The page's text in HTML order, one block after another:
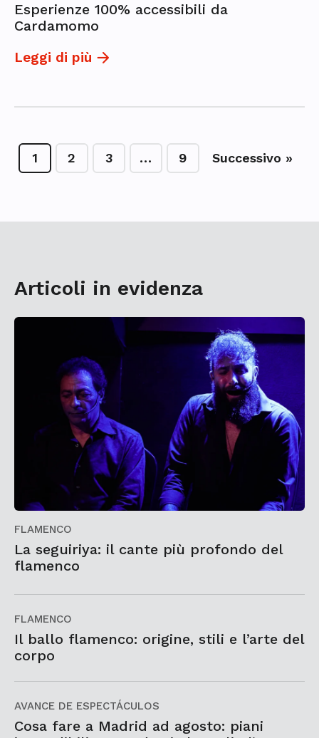
Esperienze 100% accessibili da
Cardamomo
Leggi di più
1 2 3 … 9 Successivo »
Articoli in evidenza
FLAMENCO
La seguiriya: il cante più profondo del
flamenco
FLAMENCO
Il ballo flamenco: origine, stili e l’arte del
corpo
AVANCE DE ESPECTÁCULOS
Cosa fare a Madrid ad agosto: piani